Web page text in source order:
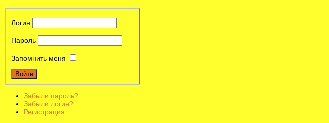
Логин
Пароль
Запомнить меня
Войти
Забыли пароль?
Забыли логин?
Регистрация